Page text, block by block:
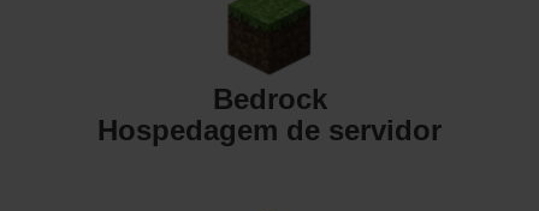
Bedrock
Hospedagem de servidor